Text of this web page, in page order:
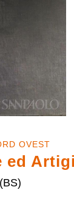
OVEST
ed